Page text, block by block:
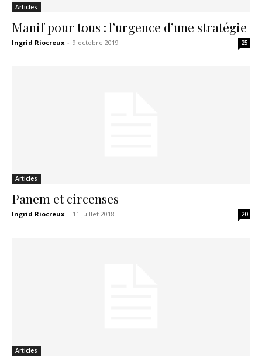
Articles
Manif pour tous : l’urgence d’une stratégie
Ingrid Riocreux - 9 octobre 2019 25
Articles
Panem et circenses
Ingrid Riocreux - 11 juillet 2018 20
Articles